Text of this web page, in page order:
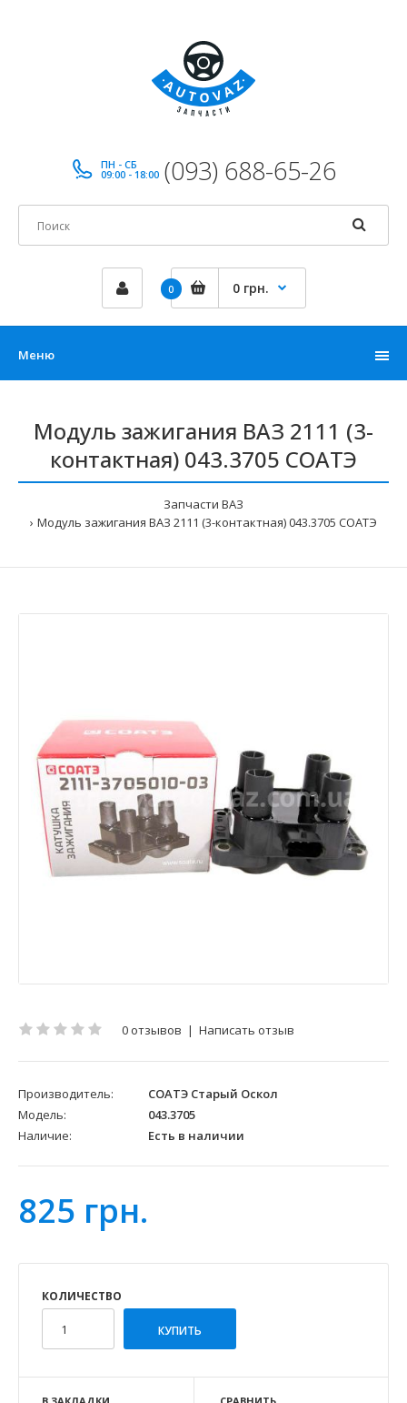
ПН - СБ
09:00 - 18:00 (093) 688-65-26
0 0 грн.
Меню
Модуль зажигания ВАЗ 2111 (3-
контактная) 043.3705 СОАТЭ
Запчасти ВАЗ
Модуль зажигания ВАЗ 2111 (3-контактная) 043.3705 СОАТЭ
0 отзывов | Написать отзыв
Производитель:
СОАТЭ Старый Оскол
Модель:
043.3705
Наличие:
Есть в наличии
825 грн.
КОЛИЧЕСТВО